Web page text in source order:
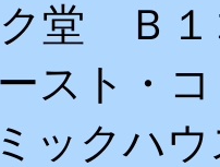
堂 Ｂ１
スト・
ックハ